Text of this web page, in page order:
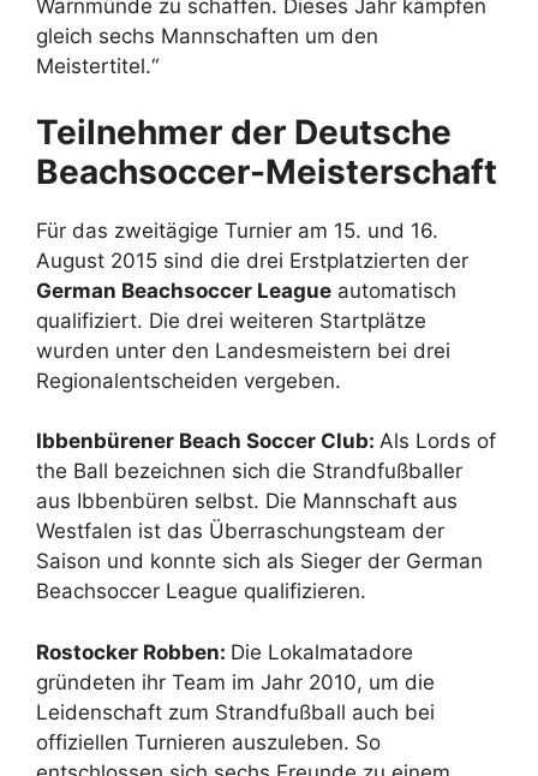
Warnmünde zu schaffen. Dieses Jahr kämpfen
gleich sechs Mannschaften um den
Meistertitel.“
Teilnehmer der Deutsche
Beachsoccer-Meisterschaft
Für das zweitägige Turnier am 15. und 16.
August 2015 sind die drei Erstplatzierten der
German Beachsoccer League automatisch
qualifiziert. Die drei weiteren Startplätze
wurden unter den Landesmeistern bei drei
Regionalentscheiden vergeben.
Ibbenbürener Beach Soccer Club: Als Lords of
the Ball bezeichnen sich die Strandfußballer
aus Ibbenbüren selbst. Die Mannschaft aus
Westfalen ist das Überraschungsteam der
Saison und konnte sich als Sieger der German
Beachsoccer League qualifizieren.
Rostocker Robben: Die Lokalmatadore
gründeten ihr Team im Jahr 2010, um die
Leidenschaft zum Strandfußball auch bei
offiziellen Turnieren auszuleben. So